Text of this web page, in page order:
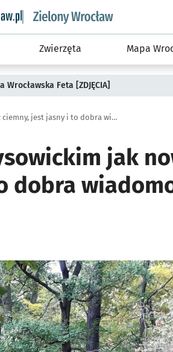
wroclaw.pl podserwis:
Zwierzęta Mapa
Feta [ZDJĘCIA]
Mostek w Lesie Sołtysowickim jak nowy. Był ciemny, jest jasny i to dobra wiadomość dla mieszkańców
jak
dobra